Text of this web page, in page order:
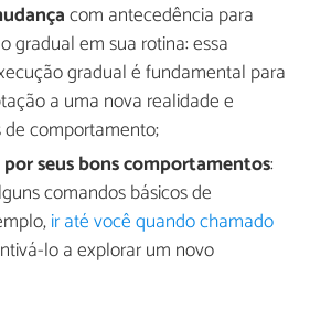
com antecedência para
gradual em sua rotina: essa
gradual é fundamental para
a uma nova realidade e
comportamento;
seus bons comportamentos:
comandos básicos de
ir até você quando chamado
lo a explorar um novo